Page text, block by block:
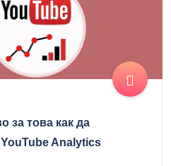
за това как да
Analytics